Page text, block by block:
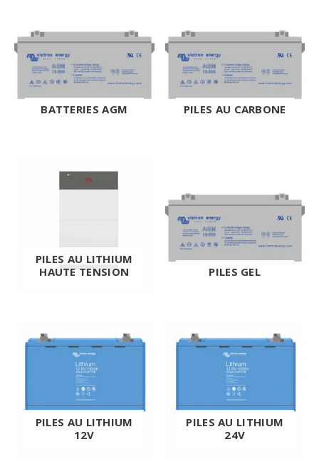
BATTERIES AGM PILES AU CARBONE
PILES AU LITHIUM
HAUTE TENSION
PILES GEL
PILES AU LITHIUM
12V
PILES AU LITHIUM
24V